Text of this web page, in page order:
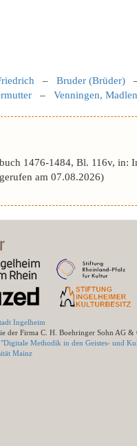
– Bruder (Brüder)
– Venningen,
1476-1484, Bl. 116v, in:
am 07.08.2026)
Ingelheim
der Firma C. H. Boehringer Sohn AG
Methodik in den Geistes- und
Mainz